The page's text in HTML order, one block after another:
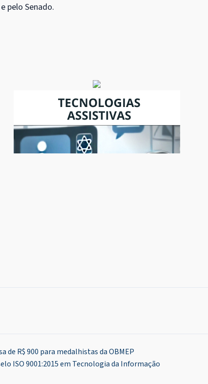
pelo Senado.
R$ 900 para medalhistas da OBMEP
ISO 9001:2015 em Tecnologia da Informação